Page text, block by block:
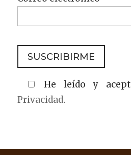
He leído y
Privacidad.